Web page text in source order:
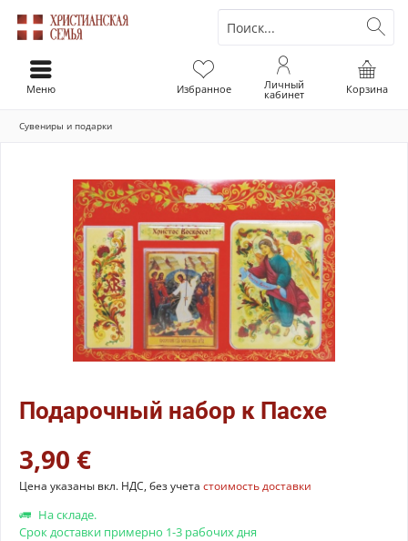
Корзина
Избранное Личный
кабинет
Меню
Сувениры и подарки
Подарочный набор к Пасхе
3,90 €
Цена указаны вкл. НДС, без учета стоимость доставки
На складе.
Срок доставки примерно 1-3 рабочих дня